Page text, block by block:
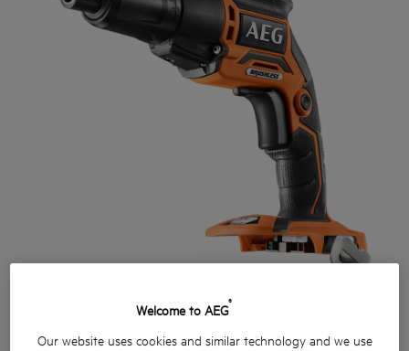
Welcome to AEG®
Our website uses cookies and similar technology and we use